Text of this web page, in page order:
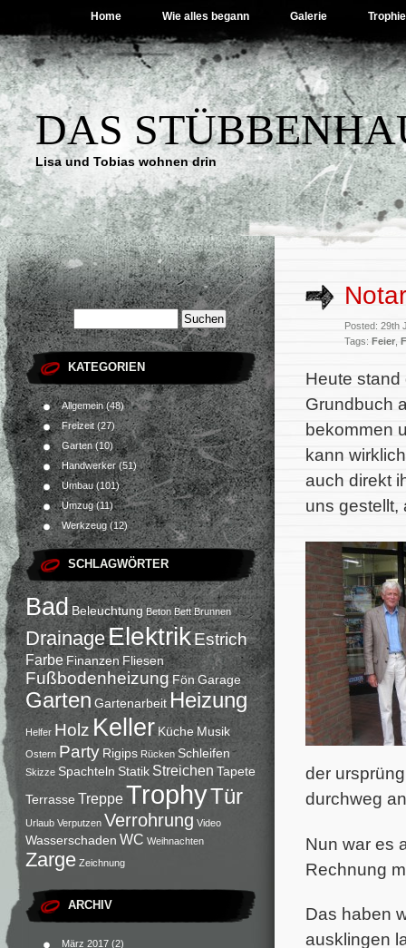
Home Wie alles begann Galerie
DAS
Lisa und Tobias wohnen drin
KATEGORIEN
Allgemein(48)
Freizeit (27)
Garten(10)
Handwerker(51)
Umbau(101)
Umzug(11)
Werkzeug(12)
SCHLAGWÖRTER
BadBeleuchtung Beton Bett Brunnen
DrainageElektrikEstrich
Farbe FinanzenFliesen
Fußbodenheizung Fön Garage
Garten Gartenarbeit Heizung
Helfer Holz Keller Küche Musik
Ostern Party Rigips Rücken Schleifen
Skizze Spachteln StatikStreichen Tapete
Terrasse TreppeTrophyTür
Urlaub Verputzen Verrohrung Video
Wasserschaden WC Weihnachten
Zarge Zeichnung
ARCHIV
März 2017 (2)
Posted: 29th
Tags: Feier
Heute stand
Grundbuch
bekommen
kann
auch direkt
uns gestellt,
der
durchweg
Nun war es
Rechnung
Das haben
ausklingen